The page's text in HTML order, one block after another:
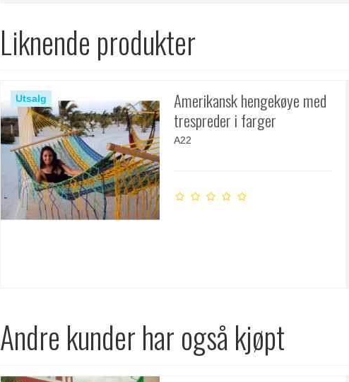
Liknende produkter
Utsalg
Amerikansk hengekøye med
trespreder i farger
A22
Andre kunder har også kjøpt